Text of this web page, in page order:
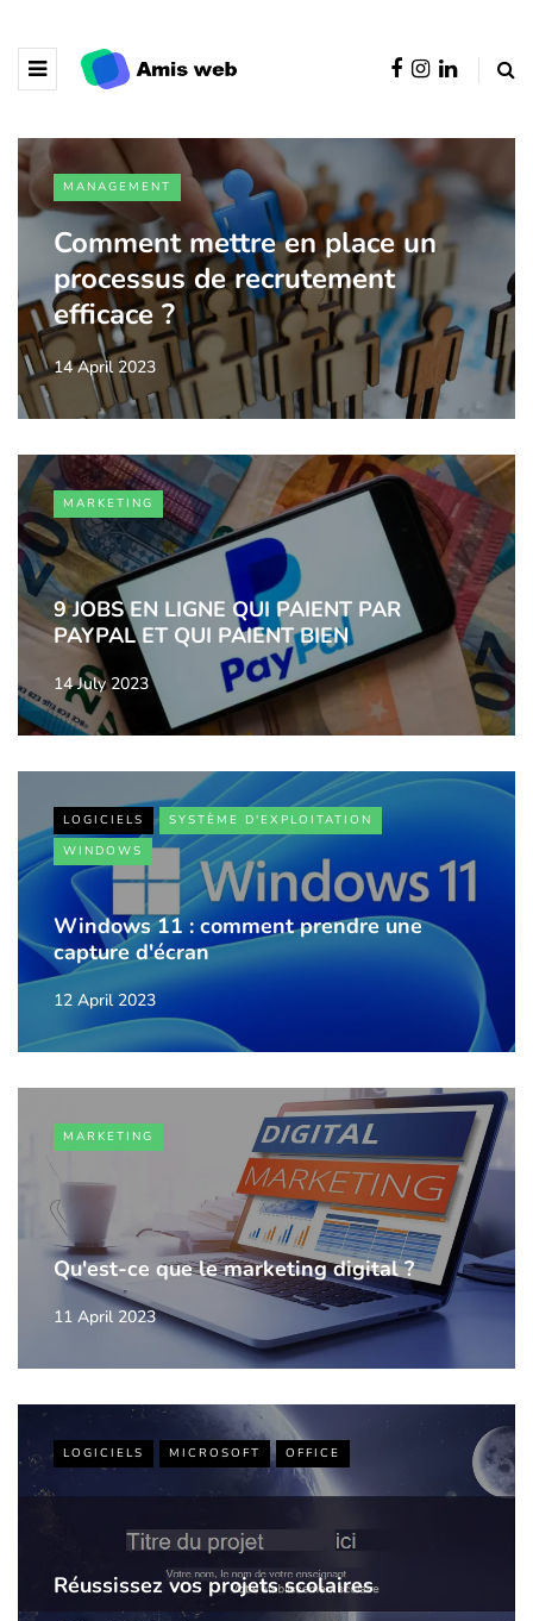
MANAGEMENT
Comment mettre en place un
processus de recrutement
efficace ?
14 April 2023
MARKETING
9 JOBS EN LIGNE QUI PAIENT PAR
PAYPAL ET QUI PAIENT BIEN
14 July 2023
LOGICIELS
SYSTÈME D'EXPLOITATION
WINDOWS
Windows 11 : comment prendre une
capture d'écran
12 April 2023
MARKETING
Qu'est-ce que le marketing digital ?
11 April 2023
LOGICIELS MICROSOFT OFFICE
Réussissez vos projets scolaires